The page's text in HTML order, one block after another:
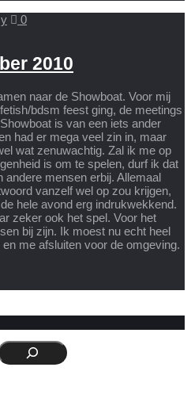
0
2010
naar de Showboat. Voor mij
bdsm feest ging, de meetings
is van een iets ander
had er mega veel zin in, maar
wat zenuwachtig. Zal ik me op
is om te spelen, durf ik dat
andere mensen erbij. Allemaal
vanzelf wel op zou krijgen,
hele avond erg indrukwekkend.
zeker ook het spel. Voor het
bij zijn. Ik moest nu echt heel
me afsluiten voor de omgeving.